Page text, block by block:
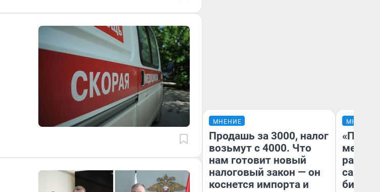
МНЕНИЕ
Продашь за 3000, налог
возьмут с 4000. Что
нам готовит новый
налоговый закон — он
коснется импорта и
МНЕНИЕ
самом